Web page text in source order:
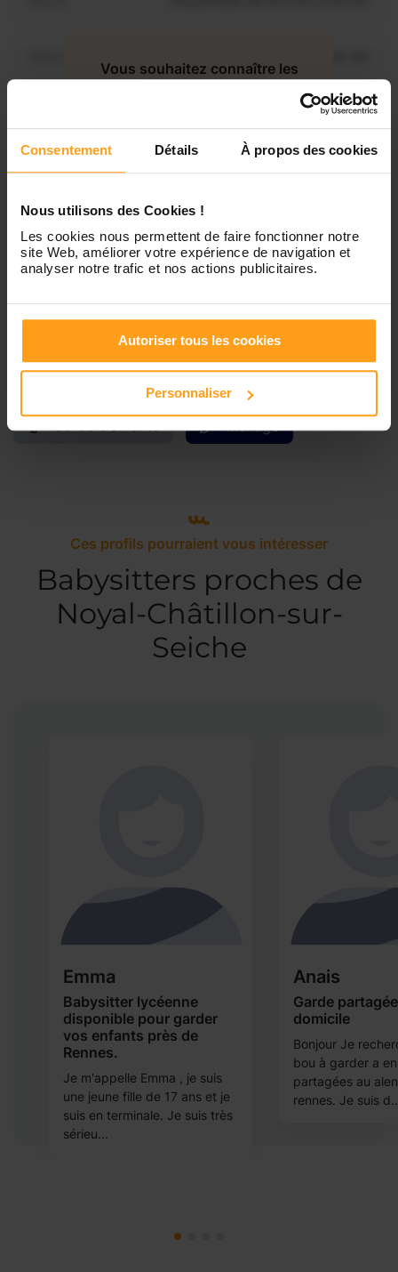
Consentement Détails À propos des cookies
Nous utilisons des Cookies !
Les cookies nous permettent de faire fonctionner notre
site Web, améliorer votre expérience de navigation et
analyser notre trafic et nos actions publicitaires.
Autoriser tous les cookies
Personnaliser
Disponible de 00:00 à 00:00
Vendredi
Dimanche Disponible de 00:00 à 00:00
Vous souhaitez connaître les
Contactez-nous
Services proposés
Garde d’enfants Ménage
Ces profils pourraient vous intéresser
Babysitters proches de
Noyal-Châtillon-sur-
Seiche
Emma
Babysitter lycéenne
disponible pour garder
vos enfants près de
Rennes.
Je m'appelle Emma , je suis
une jeune fille de 17 ans et je
suis en terminale. Je suis très
sérieu...
Anais
Garde
domicile
Bonjour Je
bou à garder a
partagées au
rennes. Je suis